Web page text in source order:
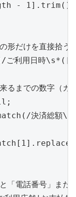
- 1].trim()
だけを直接拾う
利用日時
までの数字（カ
決済総額
電話番号」また